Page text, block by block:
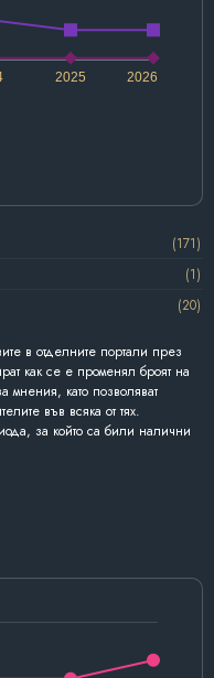
2026
2025
(171)
(1)
(20)
в отделните портали през
как се е променял броят на
мнения, като позволяват
във всяка от тях.
за който са били налични